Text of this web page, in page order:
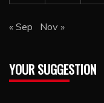
« Sep Nov »
YOUR SUGGESTION